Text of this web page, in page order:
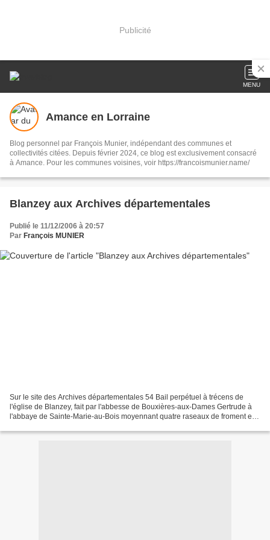
Publicité
MENU
Amance en Lorraine
Blog personnel par François Munier, indépendant des communes et
collectivités citées. Depuis février 2024, ce blog est exclusivement consacré
à Amance. Pour les communes voisines, voir https://francoismunier.name/
Blanzey aux Archives départementales
Publié le 11/12/2006 à 20:57
Par François MUNIER
Sur le site des Archives départementales 54 Bail perpétuel à trécens de
l'église de Blanzey, fait par l'abbesse de Bouxières-aux-Dames Gertrude à
l'abbaye de Sainte-Marie-au-Bois moyennant quatre raseaux de froment et